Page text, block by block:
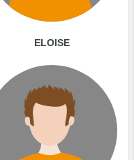
ELOISE